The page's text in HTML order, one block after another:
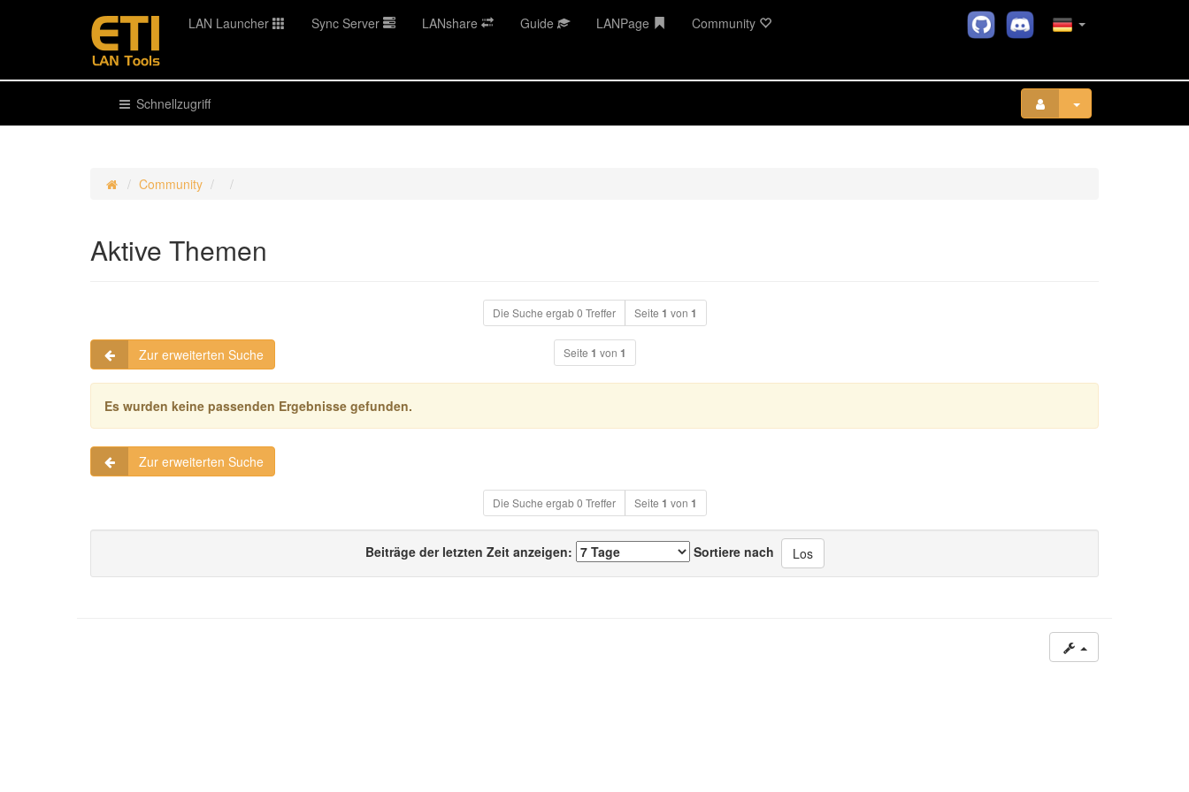
LAN Launcher Sync Server LANshare Guide LANPage Community
Schnellzugriff
Community
Aktive Themen
Die Suche ergab 0 Treffer Seite 1 von 1
Zur erweiterten Suche Seite 1 von 1
Es wurden keine passenden Ergebnisse gefunden.
Zur erweiterten Suche
Die Suche ergab 0 Treffer Seite 1 von 1
Beiträge der letzten Zeit anzeigen: Sortiere nach